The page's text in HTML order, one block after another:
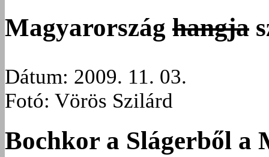
Magyarország hangja
Dátum: 2009. 11. 03.
Fotó: Vörös Szilárd
Bochkor a Slágerből a